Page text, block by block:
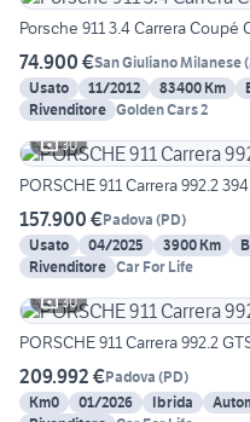
Porsche 911 3.4 Carrera Coupé
74.900 €San Giuliano Milanese(
Usato
11/2012 83400 Km
Rivenditore Golden Cars 2
30
PORSCHE 911 Carrera 992.2
157.900 €Padova (PD)
Usato
04/2025 3900 Km
Rivenditore Car For Life
30
PORSCHE 911 Carrera 992.2
209.992 €Padova (PD)
Km0
01/2026 Ibrida